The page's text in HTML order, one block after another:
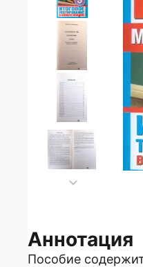
Аннотация
Пособие